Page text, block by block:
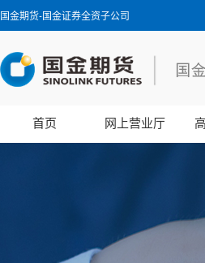
国金期货-国金证券全资子公司
首页 网上营业厅